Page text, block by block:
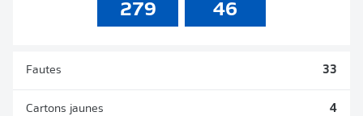
279 46
Fautes 33
Cartons jaunes 4